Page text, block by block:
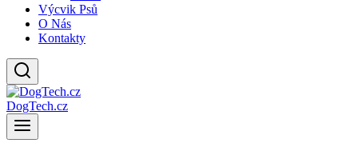
Výcvik Psů
O Nás
Kontakty
DogTech.cz